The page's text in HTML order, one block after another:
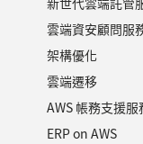
雲端資安顧問服
架構優化
雲端遷移
AWS 帳務支援服
ERP on AWS